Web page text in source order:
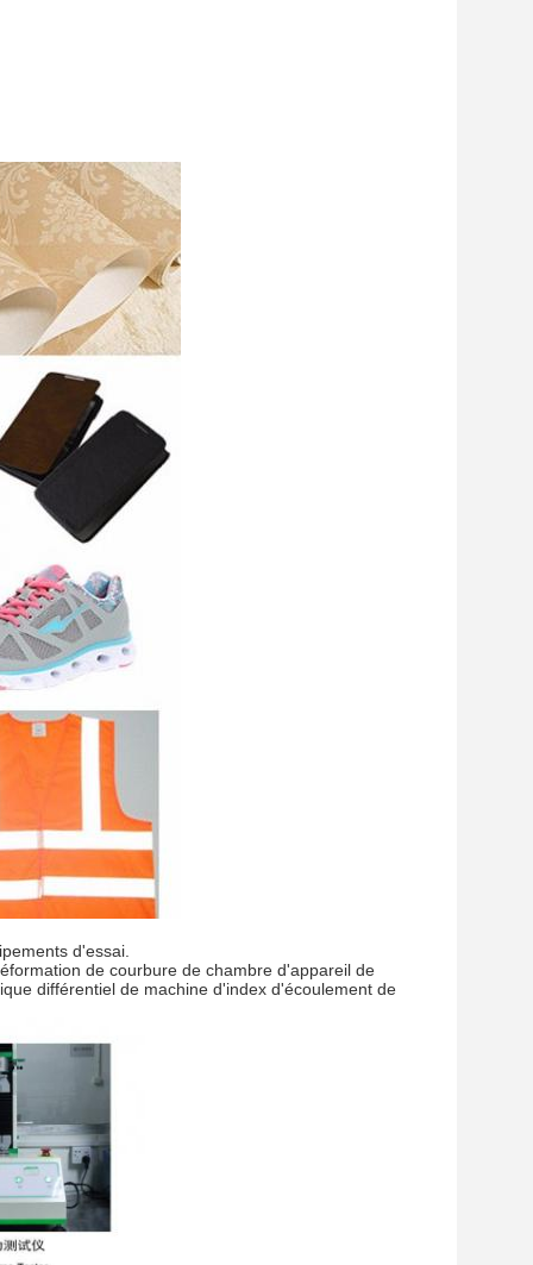
d'essai.
de courbure de chambre d'appareil de
différentiel de machine d'index d'écoulement de